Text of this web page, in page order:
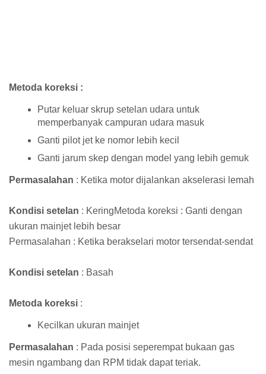
Metoda koreksi :
Putar keluar skrup setelan udara untuk
memperbanyak campuran udara masuk
Ganti pilot jet ke nomor lebih kecil
Ganti jarum skep dengan model yang lebih gemuk
Permasalahan : Ketika motor dijalankan akselerasi lemah
Kondisi setelan : KeringMetoda koreksi : Ganti dengan
ukuran mainjet lebih besar
Permasalahan : Ketika berakselari motor tersendat-sendat
Kondisi setelan : Basah
Metoda koreksi :
Kecilkan ukuran mainjet
Permasalahan : Pada posisi seperempat bukaan gas
mesin ngambang dan RPM tidak dapat teriak.